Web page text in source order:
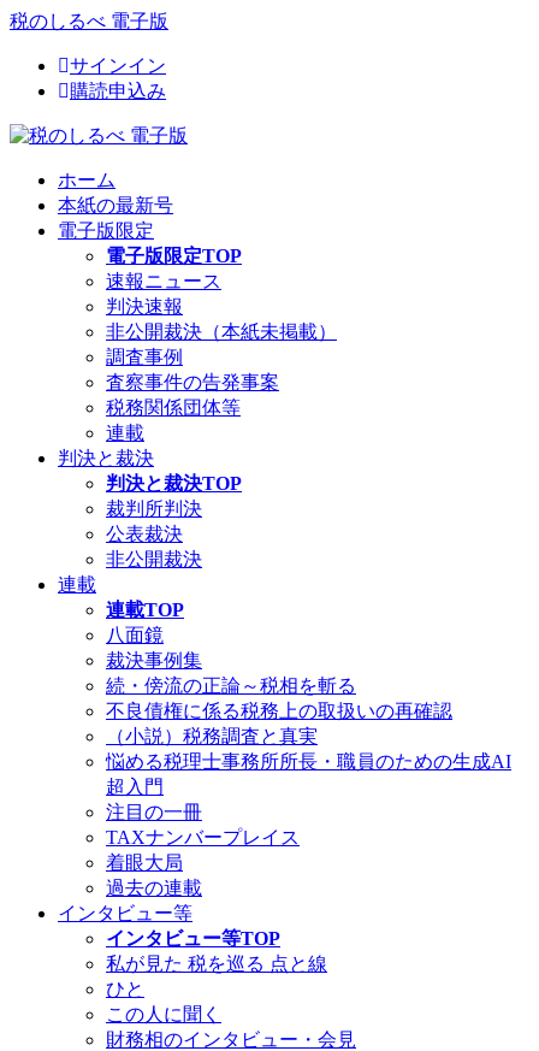
税のしるべ 電子版
サインイン
購読申込み
ホーム
本紙の最新号
電子版限定
電子版限定TOP
速報ニュース
判決速報
非公開裁決（本紙未掲載）
調査事例
査察事件の告発事案
税務関係団体等
連載
判決と裁決
判決と裁決TOP
裁判所判決
公表裁決
非公開裁決
連載
連載TOP
八面鏡
裁決事例集
続・傍流の正論～税相を斬る
不良債権に係る税務上の取扱いの再確認
（小説）税務調査と真実
悩める税理士事務所所長・職員のための生成AI
超入門
注目の一冊
TAXナンバープレイス
着眼大局
過去の連載
インタビュー等
インタビュー等TOP
私が見た 税を巡る 点と線
ひと
この人に聞く
財務相のインタビュー・会見